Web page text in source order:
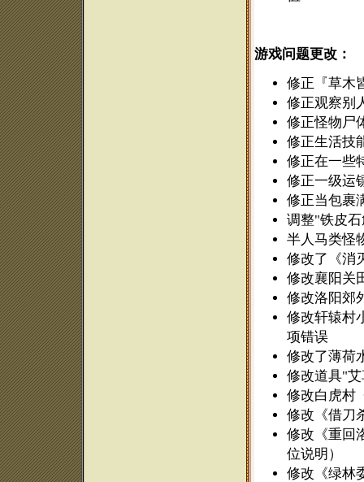
游戏问题更改：
修正『草木
修正观察别
修正怪物尸
修正生活技
修正在一些
修正一级运
修正当包裹
调整"铁皮
半人马类怪
修改了《消
修改襄阳关
修改洛阳郊
修改轩辕村
项错误
修改了薄荷
修改道具"
修改白虎村
修改《借刀
修改《重回
位说明）
修改《绿林